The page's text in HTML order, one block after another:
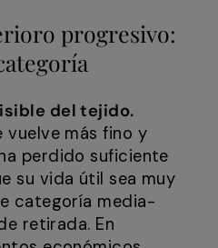
progresivo:
del tejido.
vuelve más fino y
perdido suficiente
su vida útil sea muy
categoría media-
retirada. En